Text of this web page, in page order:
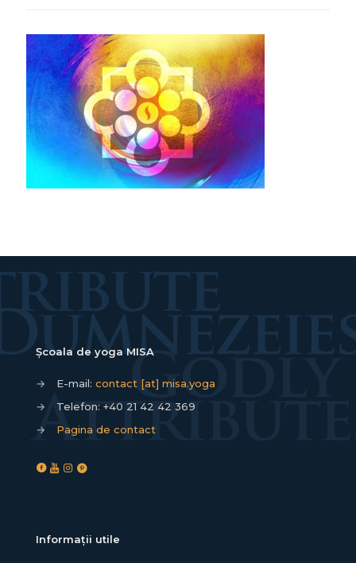
Școala de yoga MISA
→ E-mail: contact [at] misa.yoga
→
Telefon: +40 21 42 42 369
→
Pagina de contact
Informații utile